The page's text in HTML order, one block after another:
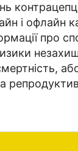
і офлайн
про